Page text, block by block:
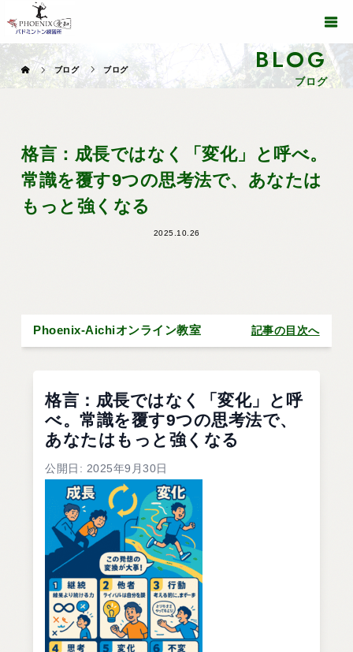
BLOG
ブログ
ブログ ブログ
格言：成長ではなく「変化」と呼べ。
常識を覆す9つの思考法で、あなたは
もっと強くなる
2025.10.26
Phoenix-Aichiオンライン教室 記事の目次へ
格言：成長ではなく「変化」と呼
べ。常識を覆す9つの思考法で、
あなたはもっと強くなる
公開日: 2025年9月30日